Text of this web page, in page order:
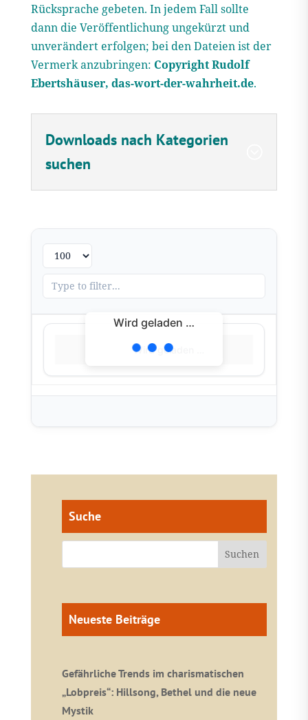
Rücksprache gebeten. In jedem Fall sollte
dann die Veröffentlichung ungekürzt und
unverändert erfolgen; bei den Dateien ist der
Vermerk anzubringen: Copyright Rudolf
Ebertshäuser, das-wort-der-wahrheit.de.
Downloads nach Kategorien
suchen
Wird geladen …
Wird geladen …
Suche
Neueste Beiträge
Gefährliche Trends im charismatischen
„Lobpreis“: Hillsong, Bethel und die neue
Mystik